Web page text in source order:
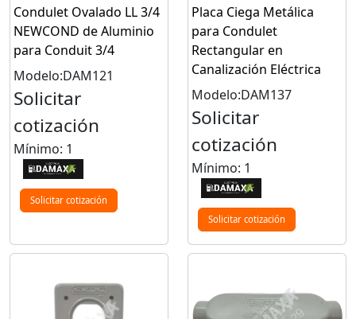
Condulet Ovalado LL 3/4
NEWCOND de Aluminio
para Conduit 3/4
Modelo:DAM121
Solicitar
cotización
Mínimo: 1
Solicitar cotización
Placa Ciega Metálica
para Condulet
Rectangular en
Canalización Eléctrica
Modelo:DAM137
Solicitar
cotización
Mínimo: 1
Solicitar cotización